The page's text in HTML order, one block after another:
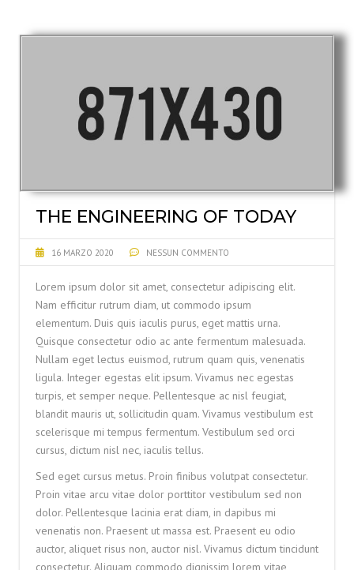
THE ENGINEERING OF TODAY
16 MARZO 2020 NESSUN COMMENTO
Lorem ipsum dolor sit amet, consectetur adipiscing elit.
Nam efficitur rutrum diam, ut commodo ipsum
elementum. Duis quis iaculis purus, eget mattis urna.
Quisque consectetur odio ac ante fermentum malesuada.
Nullam eget lectus euismod, rutrum quam quis, venenatis
ligula. Integer egestas elit ipsum. Vivamus nec egestas
turpis, et semper neque. Pellentesque ac nisl feugiat,
blandit mauris ut, sollicitudin quam. Vivamus vestibulum est
scelerisque mi tempus fermentum. Vestibulum sed orci
cursus, dictum nisl nec, iaculis tellus.
Sed eget cursus metus. Proin finibus volutpat consectetur.
Proin vitae arcu vitae dolor porttitor vestibulum sed non
dolor. Pellentesque lacinia erat diam, in dapibus mi
venenatis non. Praesent ut massa est. Praesent eu odio
auctor, aliquet risus non, auctor nisl. Vivamus dictum tincidunt
consectetur. Aliquam commodo dignissim lorem vitae